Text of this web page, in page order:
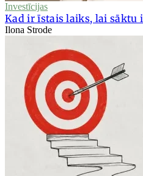
Investīcijas
Kad ir īstais laiks, lai sāktu
Ilona Strode